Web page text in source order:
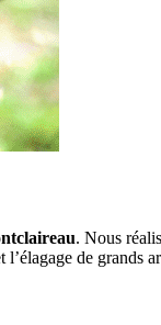
. Nous
de grands